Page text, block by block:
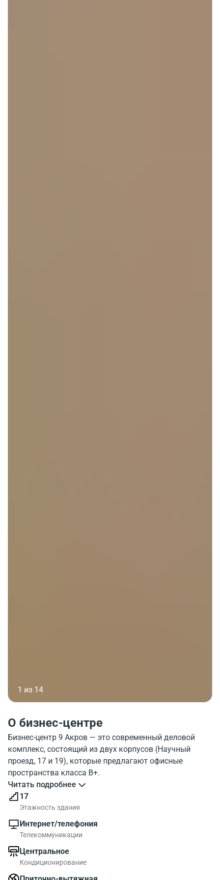
1 из 14
О бизнес-центре
Бизнес-центр 9 Акров — это современный деловой
комплекс, состоящий из двух корпусов (Научный
проезд, 17 и 19), которые предлагают офисные
пространства класса В+.
Комплекс расположен в престижном Юго-Западном
административном округе Москвы, в 10-12 минутах
ходьбы от станции метро «Калужская». Удобный
выезд на Профсоюзную улицу и Севастопольский
и МКАД (7 км). Соседство с офисами крупных
компаний и близость Битцевского лесопарка создают
Читать подробнее
17
Этажность здания
Интернет/телефония
Телекоммуникации
Центральное
Кондиционирование